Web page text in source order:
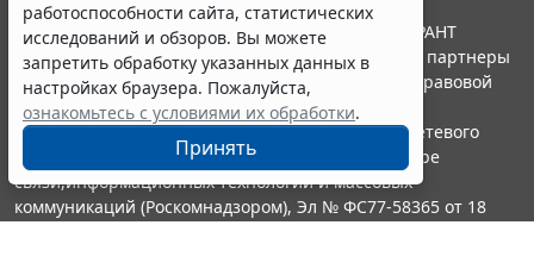
работоспособности сайта, статистических
исследований и обзоров. Вы можете
запретить обработку указанных данных в
настройках браузера. Пожалуйста,
ознакомьтесь с условиями их обработки.
Принять
© ООО "НПП "ГАРАНТ-СЕРВИС", 2026. Система ГАРАНТ
выпускается с 1990 года. Компания "Гарант" и ее партнеры
являются участниками Российской ассоциации правовой
информации ГАРАНТ.
Портал ГАРАНТ.РУ зарегистрирован в качестве сетевого
издания Федеральной службой по надзору в сфере
связи,информационных технологий и массовых
коммуникаций (Роскомнадзором), Эл № ФС77-58365 от 18